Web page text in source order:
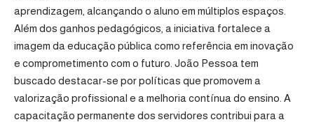
aprendizagem, alcançando o aluno em múltiplos espaços.
Além dos ganhos pedagógicos, a iniciativa fortalece a
imagem da educação pública como referência em inovação
e comprometimento com o futuro. João Pessoa tem
buscado destacar-se por políticas que promovem a
valorização profissional e a melhoria contínua do ensino. A
capacitação permanente dos servidores contribui para a